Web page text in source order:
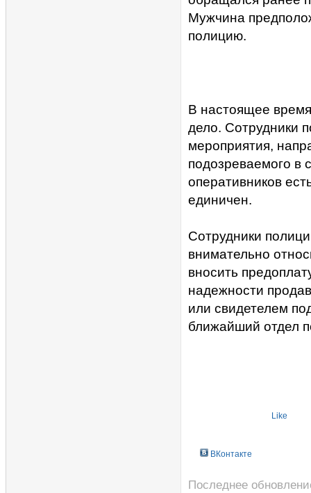
Мужчина
полицию.
В настоящее
дело. Сотрудники
мероприятия,
подозреваемого в
оперативников
единичен.
Сотрудники
внимательно
вносить
надежности
или свидетелем
ближайший отдел
Like
ВКонтакте
Последнее